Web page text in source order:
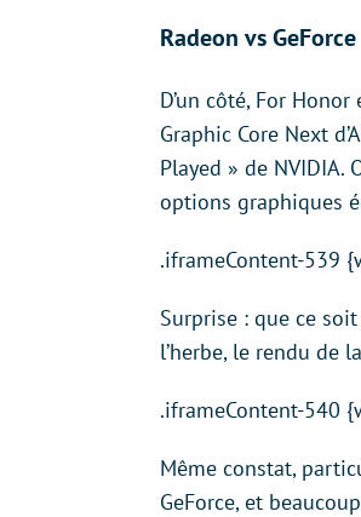
Radeon vs GeForce
D’un côté, For
Graphic Core Next
Played » de NVIDIA.
options graphiques
.iframeContent-539
Surprise : que ce
l’herbe, le rendu de
.iframeContent-540
Même constat,
GeForce, et